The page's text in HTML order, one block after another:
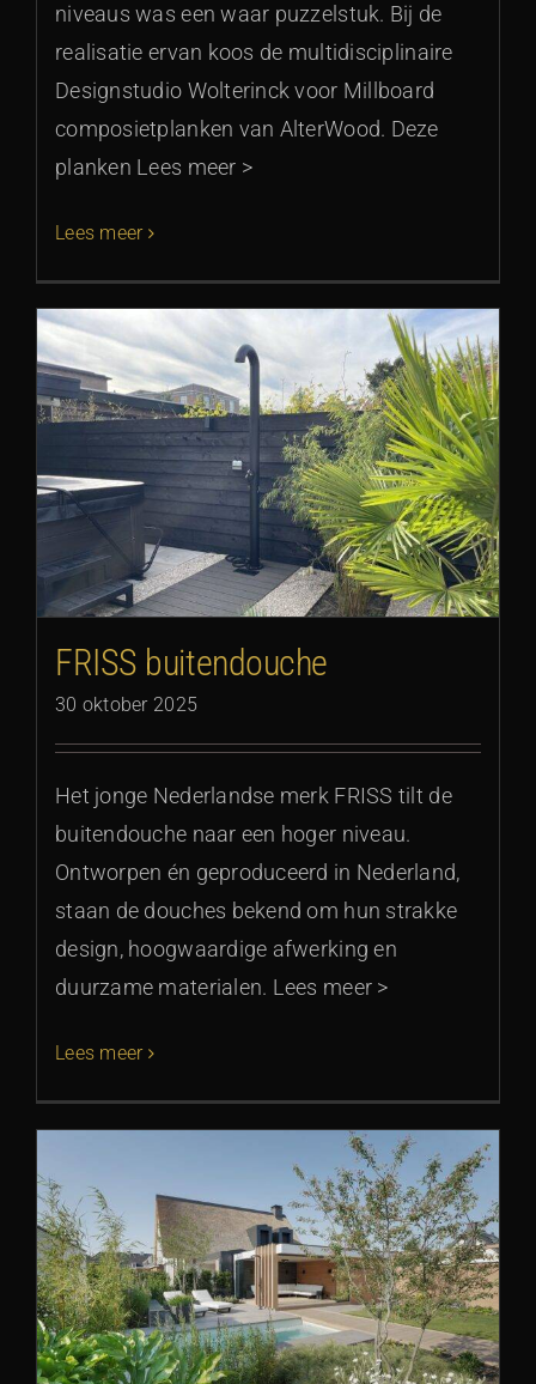
niveaus was een waar puzzelstuk. Bij de
realisatie ervan koos de multidisciplinaire
Designstudio Wolterinck voor Millboard
composietplanken van AlterWood. Deze
planken Lees meer >
Lees meer
FRISS buitendouche
30 oktober 2025
Het jonge Nederlandse merk FRISS tilt de
buitendouche naar een hoger niveau.
Ontworpen én geproduceerd in Nederland,
staan de douches bekend om hun strakke
design, hoogwaardige afwerking en
duurzame materialen. Lees meer >
Lees meer